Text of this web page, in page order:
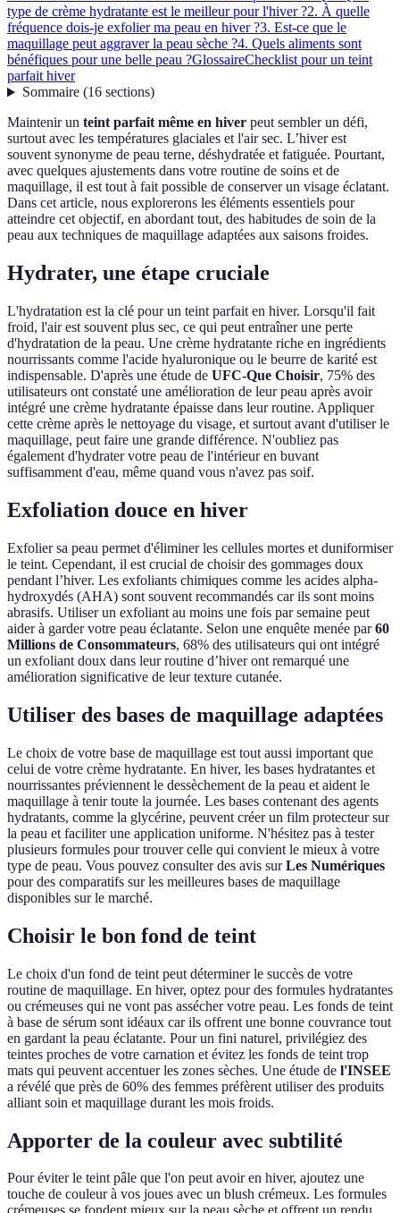
type de crème hydratante est le meilleur pour l'hiver ?2. À quelle
fréquence dois-je exfolier ma peau en hiver ?3. Est-ce que le
maquillage peut aggraver la peau sèche ?4. Quels aliments sont
bénéfiques pour une belle peau ?GlossaireChecklist pour un teint
parfait hiver
Sommaire(16 sections)
Maintenir un teint parfait même en hiver peut sembler un défi,
surtout avec les températures glaciales et l'air sec. L’hiver est
souvent synonyme de peau terne, déshydratée et fatiguée. Pourtant,
avec quelques ajustements dans votre routine de soins et de
maquillage, il est tout à fait possible de conserver un visage éclatant.
Dans cet article, nous explorerons les éléments essentiels pour
atteindre cet objectif, en abordant tout, des habitudes de soin de la
peau aux techniques de maquillage adaptées aux saisons froides.
Hydrater, une étape cruciale
L'hydratation est la clé pour un teint parfait en hiver. Lorsqu'il fait
froid, l'air est souvent plus sec, ce qui peut entraîner une perte
d'hydratation de la peau. Une crème hydratante riche en ingrédients
nourrissants comme l'acide hyaluronique ou le beurre de karité est
indispensable. D'après une étude de UFC-Que Choisir, 75% des
utilisateurs ont constaté une amélioration de leur peau après avoir
intégré une crème hydratante épaisse dans leur routine. Appliquer
cette crème après le nettoyage du visage, et surtout avant d'utiliser le
maquillage, peut faire une grande différence. N'oubliez pas
également d'hydrater votre peau de l'intérieur en buvant
suffisamment d'eau, même quand vous n'avez pas soif.
Exfoliation douce en hiver
Exfolier sa peau permet d'éliminer les cellules mortes et duniformiser
le teint. Cependant, il est crucial de choisir des gommages doux
pendant l’hiver. Les exfoliants chimiques comme les acides alpha-
hydroxydés (AHA) sont souvent recommandés car ils sont moins
abrasifs. Utiliser un exfoliant au moins une fois par semaine peut
aider à garder votre peau éclatante. Selon une enquête menée par60
Millions de Consommateurs, 68% des utilisateurs qui ont intégré
un exfoliant doux dans leur routine d’hiver ont remarqué une
amélioration significative de leur texture cutanée.
Utiliser des bases de maquillage adaptées
Le choix de votre base de maquillage est tout aussi important que
celui de votre crème hydratante. En hiver, les bases hydratantes et
nourrissantes préviennent le dessèchement de la peau et aident le
maquillage à tenir toute la journée. Les bases contenant des agents
hydratants, comme la glycérine, peuvent créer un film protecteur sur
la peau et faciliter une application uniforme. N'hésitez pas à tester
plusieurs formules pour trouver celle qui convient le mieux à votre
type de peau. Vous pouvez consulter des avis surLes Numériques
pour des comparatifs sur les meilleures bases de maquillage
disponibles sur le marché.
Choisir le bon fond de teint
Le choix d'un fond de teint peut déterminer le succès de votre
routine de maquillage. En hiver, optez pour des formules hydratantes
ou crémeuses qui ne vont pas assécher votre peau. Les fonds de teint
à base de sérum sont idéaux car ils offrent une bonne couvrance tout
en gardant la peau éclatante. Pour un fini naturel, privilégiez des
teintes proches de votre carnation et évitez les fonds de teint trop
mats qui peuvent accentuer les zones sèches. Une étude de l'INSEE
a révélé que près de 60% des femmes préfèrent utiliser des produits
alliant soin et maquillage durant les mois froids.
Apporter de la couleur avec subtilité
Pour éviter le teint pâle que l'on peut avoir en hiver, ajoutez une
touche de couleur à vos joues avec un blush crémeux. Les formules